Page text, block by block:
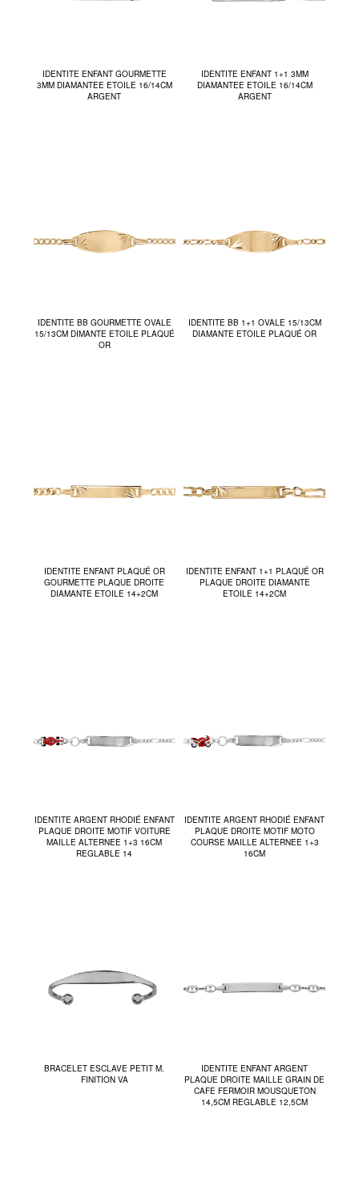
IDENTITE ENFANT GOURMETTE
3MM DIAMANTEE ETOILE 16/14CM
ARGENT
IDENTITE ENFANT 1+1 3MM
DIAMANTEE ETOILE 16/14CM
ARGENT
IDENTITE BB GOURMETTE OVALE
15/13CM DIMANTE ETOILE PLAQUÉ
OR
IDENTITE BB 1+1 OVALE 15/13CM
DIAMANTE ETOILE PLAQUÉ OR
IDENTITE ENFANT PLAQUÉ OR
GOURMETTE PLAQUE DROITE
DIAMANTE ETOILE 14+2CM
IDENTITE ENFANT 1+1 PLAQUÉ OR
PLAQUE DROITE DIAMANTE
ETOILE 14+2CM
IDENTITE ARGENT RHODIÉ ENFANT
PLAQUE DROITE MOTIF VOITURE
MAILLE ALTERNEE 1+3 16CM
REGLABLE 14
IDENTITE ARGENT RHODIÉ ENFANT
PLAQUE DROITE MOTIF MOTO
COURSE MAILLE ALTERNEE 1+3
16CM
BRACELET ESCLAVE PETIT M.
FINITION VA
IDENTITE ENFANT ARGENT
PLAQUE DROITE MAILLE GRAIN DE
CAFE FERMOIR MOUSQUETON
14,5CM REGLABLE 12,5CM